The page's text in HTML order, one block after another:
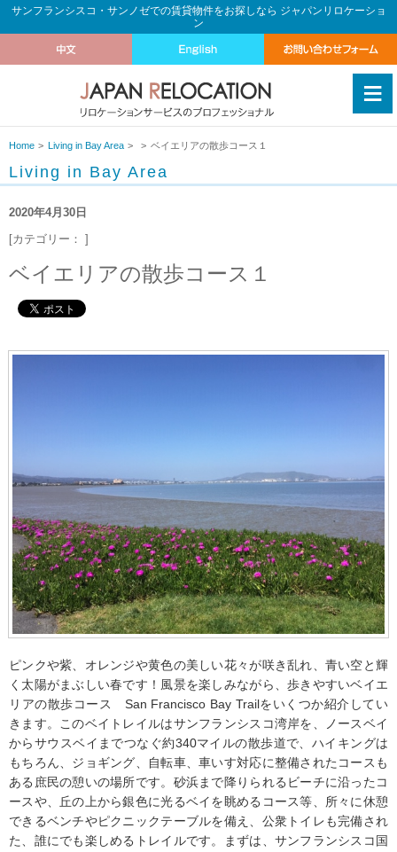
サンフランシスコ・サンノゼでの賃貸物件をお探しなら ジャパンリロケーショ
ン
≡
Home Living in Bay Area ベイエリアの散歩コース１
Living in Bay Area
2020年4月30日
[カテゴリー： ]
ベイエリアの散歩コース１
ピンクや紫、オレンジや黄色の美しい花々が咲き乱れ、青い空と輝
く太陽がまぶしい春です！風景を楽しみながら、歩きやすいベイエ
リアの散歩コース San Francisco Bay Trailをいくつか紹介してい
きます。このベイトレイルはサンフランシスコ湾岸を、ノースベイ
からサウスベイまでつなぐ約340マイルの散歩道で、ハイキングは
もちろん、ジョギング、自転車、車いす対応に整備されたコースも
ある庶民の憩いの場所です。砂浜まで降りられるビーチに沿ったコ
ースや、丘の上から銀色に光るベイを眺めるコース等、所々に休憩
できるベンチやピクニックテーブルを備え、公衆トイレも完備され
た、誰にでも楽しめるトレイルです。まずは、サンフランシスコ国